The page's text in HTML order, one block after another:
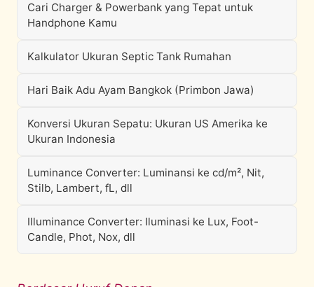
Cari Charger & Powerbank yang Tepat untuk
Handphone Kamu
Kalkulator Ukuran Septic Tank Rumahan
Hari Baik Adu Ayam Bangkok (Primbon Jawa)
Konversi Ukuran Sepatu: Ukuran US Amerika ke
Ukuran Indonesia
Luminance Converter: Luminansi ke cd/m², Nit,
Stilb, Lambert, fL, dll
Illuminance Converter: Iluminasi ke Lux, Foot-
Candle, Phot, Nox, dll